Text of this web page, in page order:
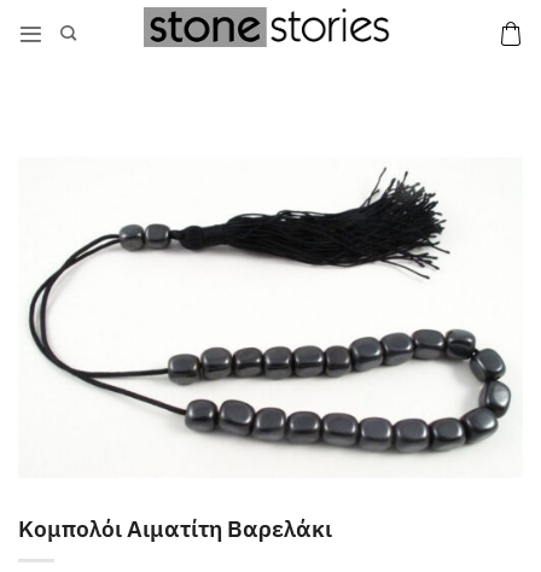
στο
Κομπολόι Αιματίτη Βαρελάκι